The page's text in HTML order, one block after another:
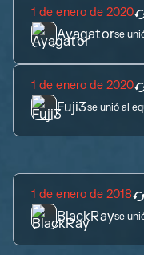
1 de enero de 2020
Ayagatorse
1 de enero de 2020
Fuji3se unió al
1 de enero de 2018
BlackRayse